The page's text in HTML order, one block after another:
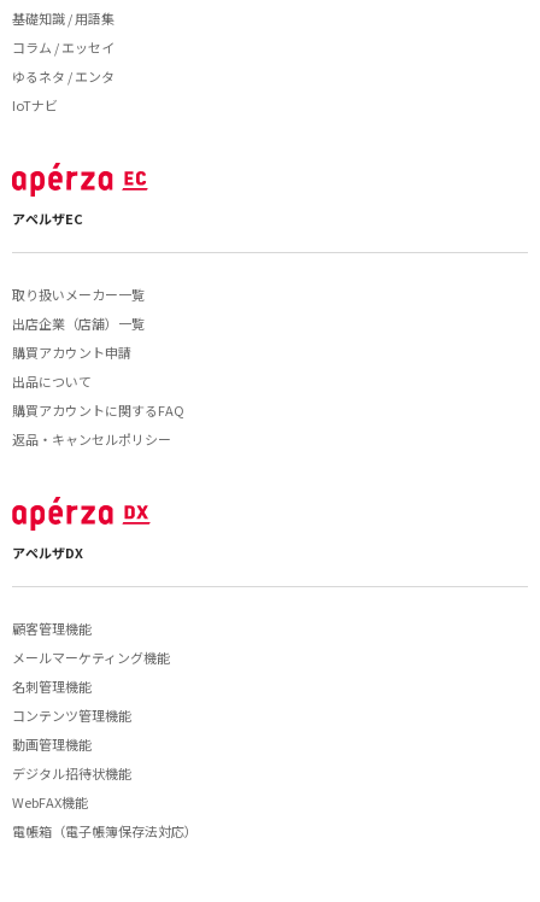
基礎知識 / 用語集
コラム / エッセイ
ゆるネタ / エンタ
IoTナビ
アペルザEC
取り扱いメーカー一覧
出店企業（店舗）一覧
購買アカウント申請
出品について
購買アカウントに関するFAQ
返品・キャンセルポリシー
アペルザDX
顧客管理機能
メールマーケティング機能
名刺管理機能
コンテンツ管理機能
動画管理機能
デジタル招待状機能
WebFAX機能
電帳箱（電子帳簿保存法対応）